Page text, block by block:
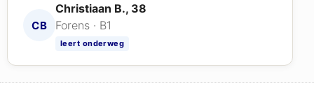
CB
Christiaan B., 38
Forens · B1
leert onderweg